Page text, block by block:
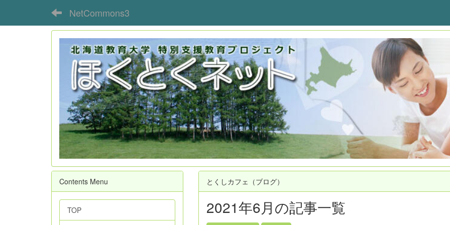
NetCommons3
とくしカフェ（ブログ）
2021年6月の記事一覧
Contents Menu
TOP